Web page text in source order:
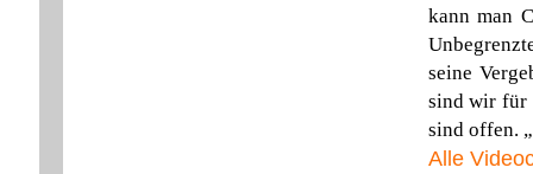
kann man
seine
sind wir für
sind offen.
Alle